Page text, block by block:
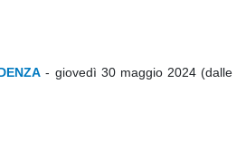
- giovedì 30 maggio 2024 (dalle